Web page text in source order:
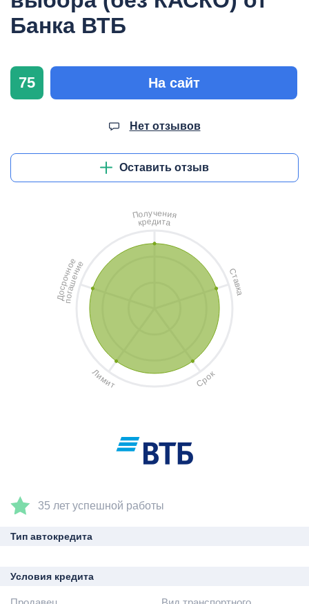
Банка ВТБ
75 На сайт
Нет отзывов
Оставить отзыв
Получения
кредита
С
т
а
в
к
а
Сро
к
Л
имит
Д
о
с
р
о
ч
н
о
е
п
о
г
а
ш
е
н
и
е
35 лет успешной работы
Тип автокредита
Условия кредита